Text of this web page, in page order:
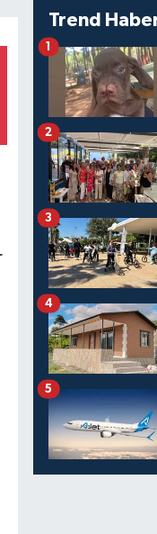
Trend
1
2
3
4
5